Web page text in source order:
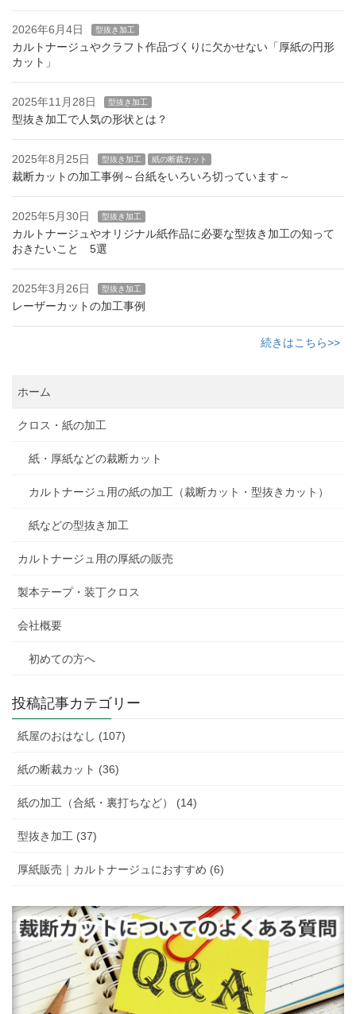
2026年6月4日 型抜き加工
カルトナージュやクラフト作品づくりに欠かせない「厚紙の円形
カット」
2025年11月28日 型抜き加工
型抜き加工で人気の形状とは？
2025年8月25日 型抜き加工 紙の断裁カット
裁断カットの加工事例～台紙をいろいろ切っています～
2025年5月30日 型抜き加工
カルトナージュやオリジナル紙作品に必要な型抜き加工の知って
おきたいこと 5選
2025年3月26日 型抜き加工
レーザーカットの加工事例
続きはこちら>>
ホーム
クロス・紙の加工
紙・厚紙などの裁断カット
カルトナージュ用の紙の加工（裁断カット・型抜きカット）
紙などの型抜き加工
カルトナージュ用の厚紙の販売
製本テープ・装丁クロス
会社概要
初めての方へ
投稿記事カテゴリー
紙屋のおはなし (107)
紙の断裁カット (36)
紙の加工（合紙・裏打ちなど） (14)
型抜き加工 (37)
厚紙販売｜カルトナージュにおすすめ (6)